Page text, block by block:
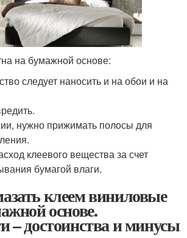
на бумажной основе:
следует наносить и на обои и на
нужно прижимать полосы для
клеевого вещества за счет
бумагой влаги.
клеем виниловые
основе.
– достоинства и минусы